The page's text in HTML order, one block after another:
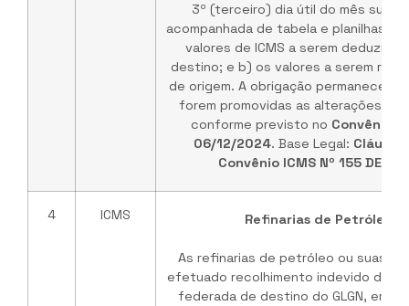
3º (terceiro) dia útil do mês
acompanhada de tabela e planilhas
valores de ICMS a serem
destino; e b) os valores a serem
de origem. A obrigação permanece
forem promovidas as alterações no
conforme previsto no Convênio
06/12/2024. Base Legal:
Convênio ICMS Nº 155 DE
4 ICMS Refinarias de Petróleo /
As refinarias de petróleo ou suas
efetuado recolhimento indevido do
federada de destino do GLGN, em